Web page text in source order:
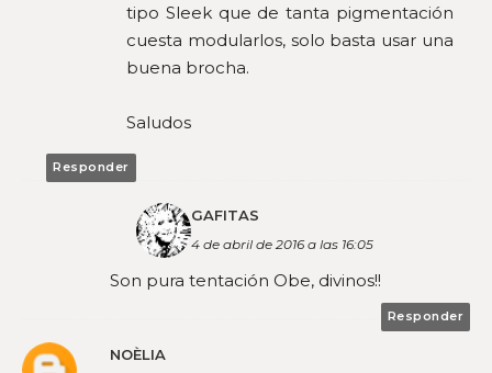
tipo Sleek que de tanta pigmentación
cuesta modularlos, solo basta usar una
buena brocha.
Saludos
Responder
GAFITAS
4 de abril de 2016 a las 16:05
Son pura tentación Obe, divinos!!
Responder
NOÈLIA